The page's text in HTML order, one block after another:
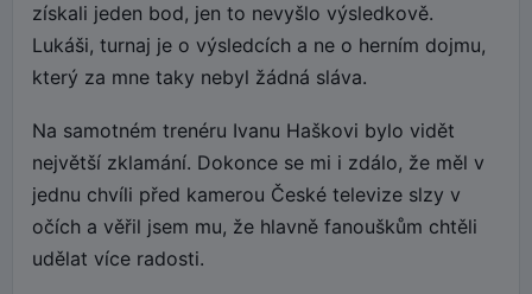
získali jeden bod, jen to nevyšlo výsledkově.
Lukáši, turnaj je o výsledcích a ne o herním dojmu,
který za mne taky nebyl žádná sláva.
Na samotném trenéru Ivanu Haškovi bylo vidět
největší zklamání. Dokonce se mi i zdálo, že měl v
jednu chvíli před kamerou České televize slzy v
očích a věřil jsem mu, že hlavně fanouškům chtěli
udělat více radosti.